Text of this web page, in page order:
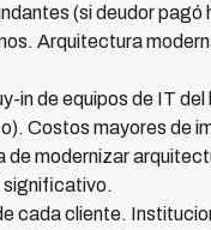
(si deudor pagó
Arquitectura
in de equipos de IT
Costos mayores de
modernizar
significativo.
cada cliente.